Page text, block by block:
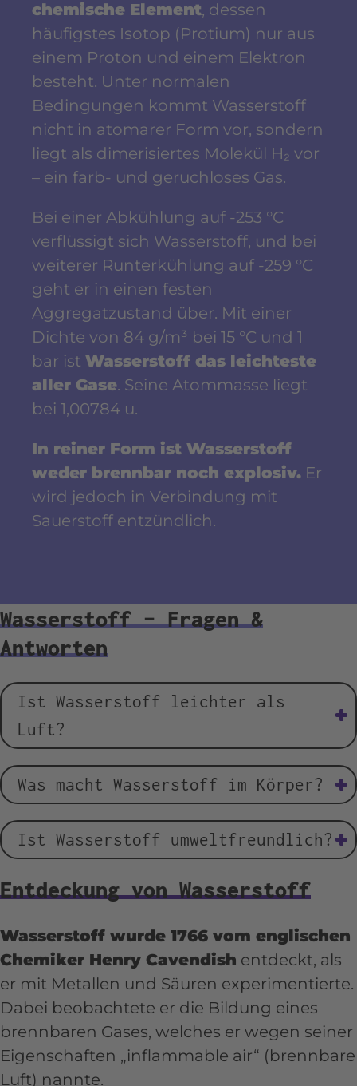
chemische Element, dessen
häufigstes Isotop (Protium) nur aus
einem Proton und einem Elektron
besteht. Unter normalen
Bedingungen kommt Wasserstoff
nicht in atomarer Form vor, sondern
liegt als dimerisiertes Molekül H₂ vor
– ein farb- und geruchloses Gas.
Bei einer Abkühlung auf -253 °C
verflüssigt sich Wasserstoff, und bei
weiterer Runterkühlung auf -259 °C
geht er in einen festen
Aggregatzustand über. Mit einer
Dichte von 84 g/m³ bei 15 °C und 1
bar ist Wasserstoff das leichteste
aller Gase. Seine Atommasse liegt
bei 1,00784 u.
In reiner Form ist Wasserstoff
weder brennbar noch explosiv. Er
wird jedoch in Verbindung mit
Sauerstoff entzündlich.
Wasserstoff – Fragen &
Antworten
Ist Wasserstoff leichter als
Luft?
Tatsächlich istWasserstoff mit einer
Dichte von 0,0899 g/l (0°C) ungefähr
Was macht Wasserstoff im Körper?
Aktuelle Studien zeigen, dassmit
Wasserstoff versetztes Wasserzu
einer verbesserten Hautbeschaffenheit
beitragen kann. Bei regelmäßiger
Anwendung können folgende positive
Effekte auf den Körper stattfinden:
Beschleunigte Regeneration und
Entgiftung.
Ist Wasserstoff umweltfreundlich?
Da dieVerbrennung von Wasserstoff
bei niedriger Temperatur die
Stickstoffoxid-Emissionen deutlich
reduziert und durch Niedertemperatur-
Brennstoffzellen sogar vollständig
vermieden werden können, fällt die
Emission bis zu 100-mal geringer aus,
als in herkömmlichen Kraftwerken.
Entdeckung von Wasserstoff
Wasserstoff wurde 1766 vom englischen
Chemiker Henry Cavendish entdeckt, als
er mit Metallen und Säuren experimentierte.
Dabei beobachtete er die Bildung eines
brennbaren Gases, welches er wegen seiner
Eigenschaften „inflammable air“ (brennbare
Luft) nannte.